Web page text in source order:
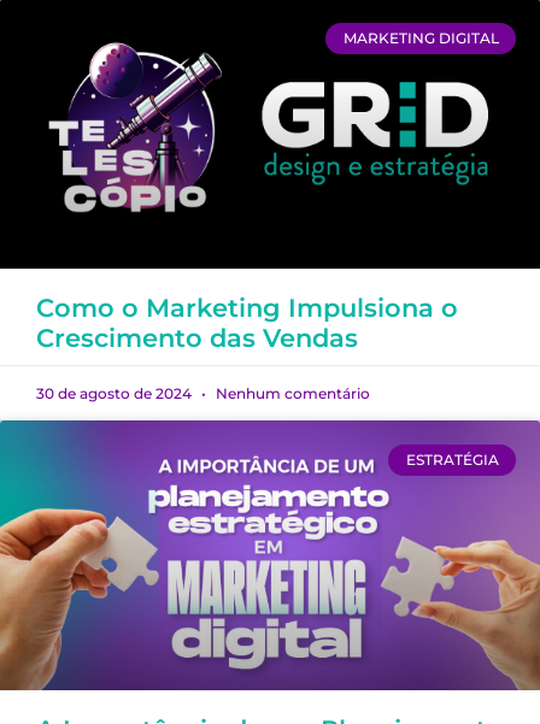
MARKETING DIGITAL
Como o Marketing Impulsiona o
Crescimento das Vendas
30 de agosto de 2024 Nenhum comentário
ESTRATÉGIA